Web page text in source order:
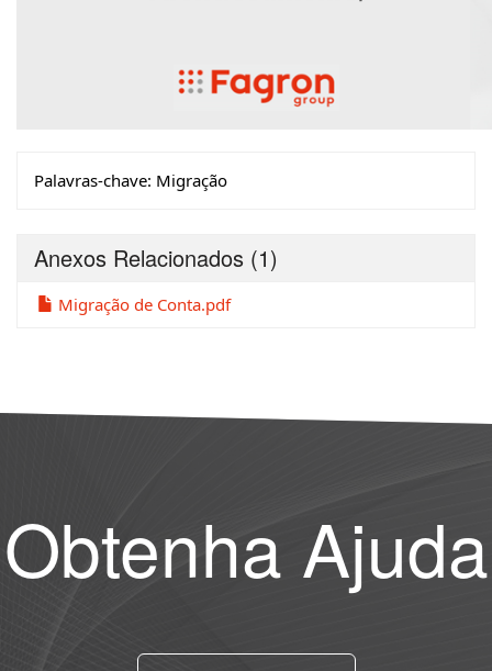
Palavras-chave: Migração
Anexos Relacionados (1)
Migração de Conta.pdf
Obtenha Ajuda